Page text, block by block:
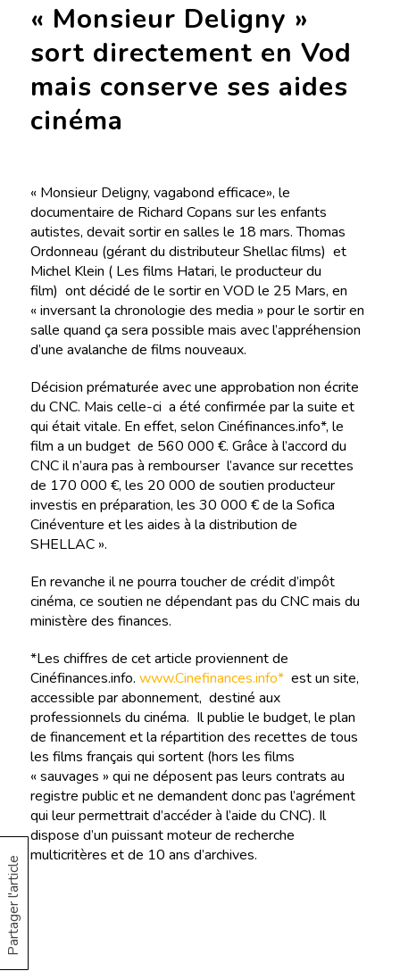
Partager l'article
« Monsieur Deligny »
sort directement en Vod
mais conserve ses aides
cinéma
« Monsieur Deligny, vagabond efficace», le
documentaire de Richard Copans sur les enfants
autistes, devait sortir en salles le 18 mars. Thomas
Ordonneau (gérant du distributeur Shellac films) et
Michel Klein ( Les films Hatari, le producteur du
film) ont décidé de le sortir en VOD le 25 Mars, en
« inversant la chronologie des media » pour le sortir en
salle quand ça sera possible mais avec l’appréhension
d’une avalanche de films nouveaux.
Décision prématurée avec une approbation non écrite
du CNC. Mais celle-ci a été confirmée par la suite et
qui était vitale. En effet, selon Cinéfinances.info*, le
film a un budget de 560 000 €. Grâce à l’accord du
CNC il n’aura pas à rembourser l’avance sur recettes
de 170 000 €, les 20 000 de soutien producteur
investis en préparation, les 30 000 € de la Sofica
Cinéventure et les aides à la distribution de
SHELLAC ».
En revanche il ne pourra toucher de crédit d’impôt
cinéma, ce soutien ne dépendant pas du CNC mais du
ministère des finances.
*Les chiffres de cet article proviennent de
Cinéfinances.info. www.Cinefinances.info*est un site,
accessible par abonnement, destiné aux
professionnels du cinéma. Il publie le budget, le plan
de financement et la répartition des recettes de tous
les films français qui sortent (hors les films
« sauvages » qui ne déposent pas leurs contrats au
registre public et ne demandent donc pas l’agrément
qui leur permettrait d’accéder à l’aide du CNC). Il
dispose d’un puissant moteur de recherche
multicritères et de 10 ans d’archives.